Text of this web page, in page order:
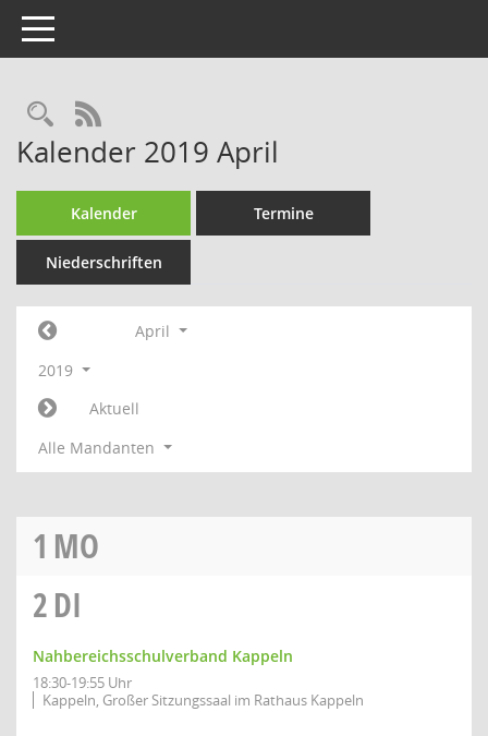
Toggle navigation
Rechercheauswahl
RSS-Feed
Kalender 2019 April
Kalender Termine
Niederschriften
April
2019
Aktuell
Alle Mandanten
1 MO
2DI
Nahbereichsschulverband Kappeln
18:30-19:55 Uhr
Kappeln, Großer Sitzungssaal im Rathaus Kappeln